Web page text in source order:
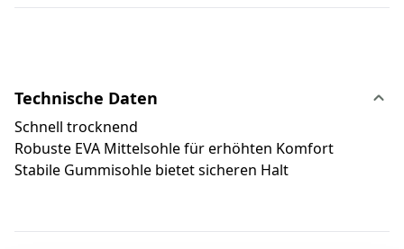
Technische Daten
Schnell trocknend
Robuste EVA Mittelsohle für erhöhten Komfort
Stabile Gummisohle bietet sicheren Halt